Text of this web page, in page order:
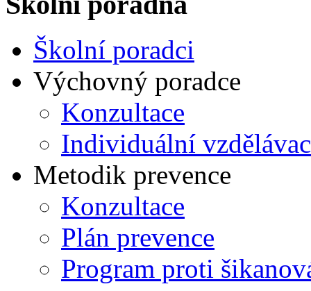
Školní poradci
Výchovný poradce
Konzultace
Individuální
Metodik prevence
Konzultace
Plán prevence
Program proti